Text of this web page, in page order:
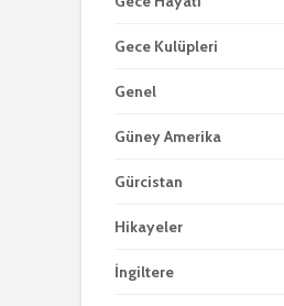
Gece Kulüpleri
Genel
Güney Amerika
Gürcistan
Hikayeler
İngiltere